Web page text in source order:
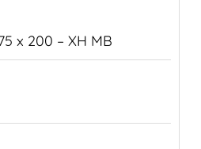
x 200 – XH MB